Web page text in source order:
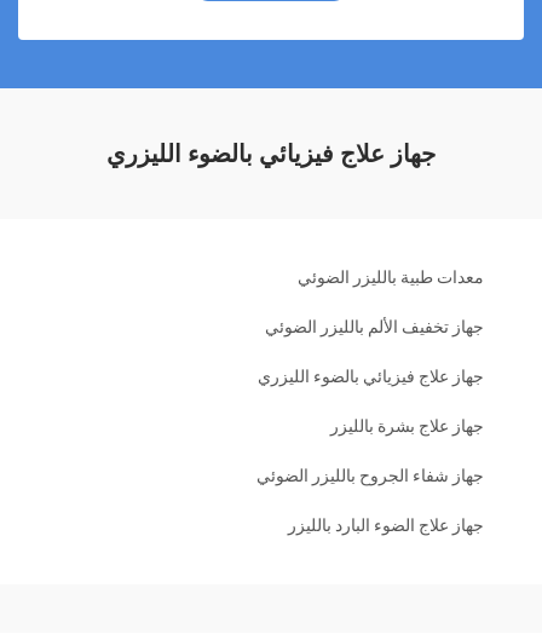
جهاز علاج فيزيائي بالضوء الليزري
معدات طبية بالليزر الضوئي
جهاز تخفيف الألم بالليزر الضوئي
جهاز علاج فيزيائي بالضوء الليزري
جهاز علاج بشرة بالليزر
جهاز شفاء الجروح بالليزر الضوئي
جهاز علاج الضوء البارد بالليزر